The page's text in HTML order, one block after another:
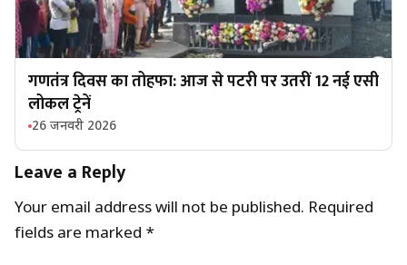
गणतंत्र दिवस का तोहफा: आज से पटरी पर उतरीं 12 नई एसी
लोकल ट्रेनें
26 जनवरी 2026
Leave a Reply
Your email address will not be published. Required
fields are marked *